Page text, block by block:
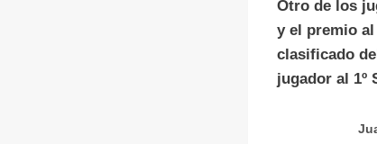
Otro de los
y el premio
clasificado
jugador al 1º